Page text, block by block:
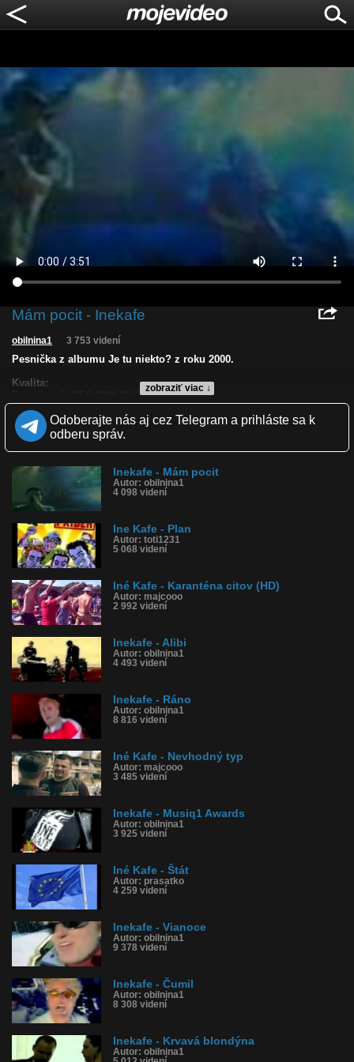
Mám pocit - Inekafe
zobraziť viac ↓
obilnina1 3 753 videní
Pesnička z albumu Je tu niekto? z roku 2000.
Kvalita:
Zverejnené: 27.9.2009 22:24
Páči sa: 100% (4 hlasov)
Obľúbené: 1
Komentárov: 1
Tagy: inekafe, ine kafe
História sledovanosti videa:
Odoberajte nás aj cez Telegram a prihláste sa k
odberu správ.
Inekafe - Mám pocit
Autor: obilnina1
4 098 videní
Ine Kafe - Plan
Autor: toti1231
5 068 videní
Iné Kafe - Karanténa citov (HD)
Autor: majcooo
2 992 videní
Inekafe - Alibi
Autor: obilnina1
4 493 videní
Inekafe - Ráno
Autor: obilnina1
8 816 videní
Iné Kafe - Nevhodný typ
Autor: majcooo
3 485 videní
Inekafe - Musiq1 Awards
Autor: obilnina1
3 925 videní
Iné Kafe - Štát
Autor: prasatko
4 259 videní
Inekafe - Vianoce
Autor: obilnina1
9 378 videní
Inekafe - Čumil
Autor: obilnina1
8 308 videní
Inekafe - Krvavá blondýna
Autor: obilnina1